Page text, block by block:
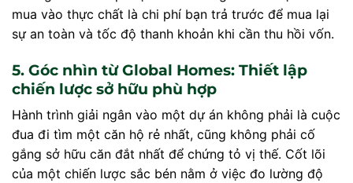
mua vào thực chất là chi phí bạn trả trước để mua lại
sự an toàn và tốc độ thanh khoản khi cần thu hồi vốn.
5. Góc nhìn từ Global Homes: Thiết lập
chiến lược sở hữu phù hợp
Hành trình giải ngân vào một dự án không phải là cuộc
đua đi tìm một căn hộ rẻ nhất, cũng không phải cố
gắng sở hữu căn đắt nhất để chứng tỏ vị thế. Cốt lõi
của một chiến lược sắc bén nằm ở việc đo lường độ